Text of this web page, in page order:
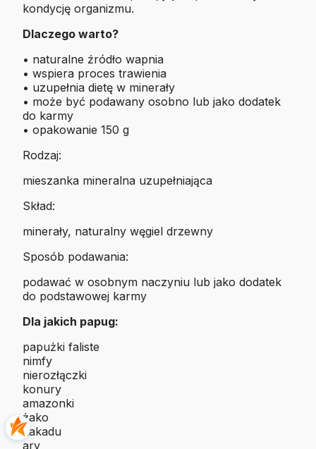
kondycję organizmu.
Dlaczego warto?
• naturalne źródło wapnia
• wspiera proces trawienia
• uzupełnia dietę w minerały
• może być podawany osobno lub jako dodatek
do karmy
• opakowanie 150 g
Rodzaj:
mieszanka mineralna uzupełniająca
Skład:
minerały, naturalny węgiel drzewny
Sposób podawania:
podawać w osobnym naczyniu lub jako dodatek
do podstawowej karmy
Dla jakich papug:
papużki faliste
nimfy
nierozłączki
konury
amazonki
żako
kakadu
ary